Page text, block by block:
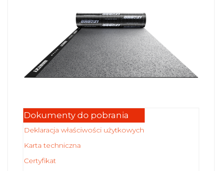
Dokumenty do pobrania
Deklaracja właściwości użytkowych
Karta techniczna
Certyfikat